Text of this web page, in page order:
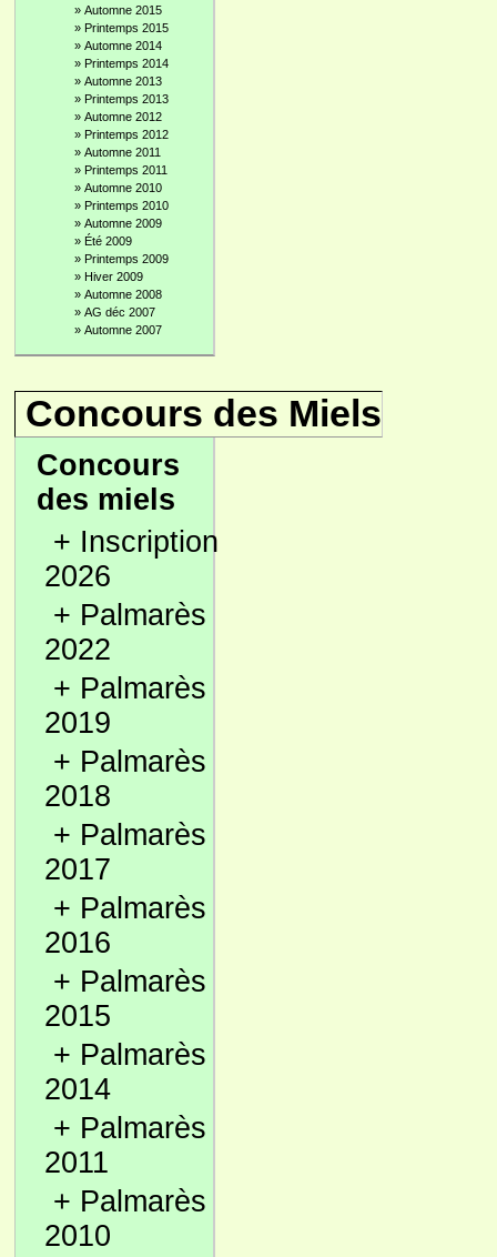
» Automne 2015
» Printemps 2015
» Automne 2014
» Printemps 2014
» Automne 2013
» Printemps 2013
» Automne 2012
» Printemps 2012
» Automne 2011
» Printemps 2011
» Automne 2010
» Printemps 2010
» Automne 2009
» Été 2009
» Printemps 2009
» Hiver 2009
» Automne 2008
» AG déc 2007
» Automne 2007
Concours des Miels
Concours
des miels
+ Inscription
2026
+ Palmarès
2022
+ Palmarès
2019
+ Palmarès
2018
+ Palmarès
2017
+ Palmarès
2016
+ Palmarès
2015
+ Palmarès
2014
+ Palmarès
2011
+ Palmarès
2010